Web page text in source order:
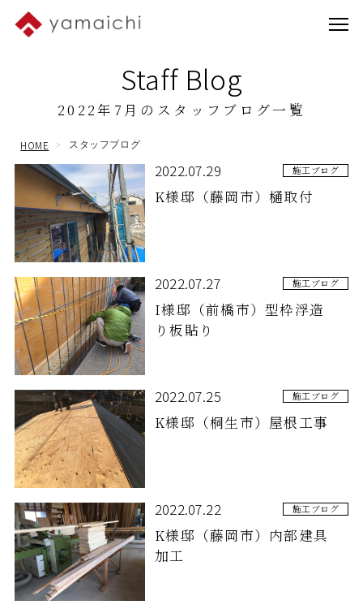
Staff Blog
2022年7月のスタッフブログ一覧
HOME スタッフブログ
2022.07.29
K様邸（藤岡市）樋取付
施工ブログ
2022.07.27
I様邸（前橋市）型枠浮造
り板貼り
施工ブログ
2022.07.25
K様邸（桐生市）屋根工事
施工ブログ
2022.07.22
K様邸（藤岡市）内部建具
加工
施工ブログ